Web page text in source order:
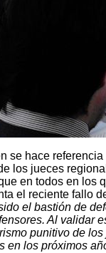
se hace
los jueces
en todos en los
el reciente fallo
el bastión de
Al validar
punitivo de
en los próximos